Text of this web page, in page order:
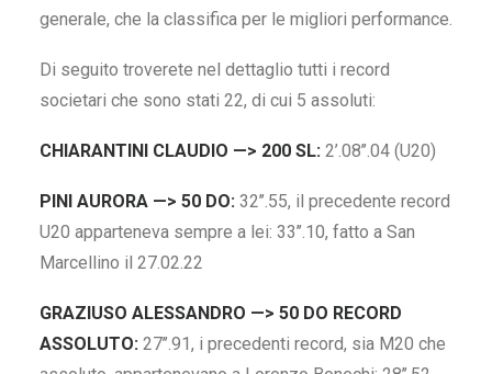
generale, che la classifica per le migliori performance.
Di seguito troverete nel dettaglio tutti i record
societari che sono stati 22, di cui 5 assoluti:
CHIARANTINI CLAUDIO —> 200 SL: 2’.08’’.04 (U20)
PINI AURORA —> 50 DO: 32’’.55, il precedente record
U20 apparteneva sempre a lei: 33’’.10, fatto a San
Marcellino il 27.02.22
GRAZIUSO ALESSANDRO —> 50 DO RECORD
ASSOLUTO: 27’’.91, i precedenti record, sia M20 che